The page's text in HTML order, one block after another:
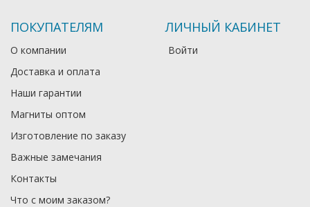
ПОКУПАТЕЛЯМ
О компании
Доставка и оплата
Наши гарантии
Магниты оптом
Изготовление по заказу
Важные замечания
Контакты
Что с моим заказом?
ЛИЧНЫЙ КАБИНЕТ
Войти